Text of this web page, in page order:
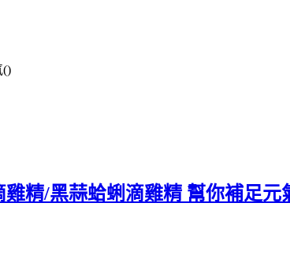
()
精/黑蒜蛤蜊滴雞精 幫你補足元